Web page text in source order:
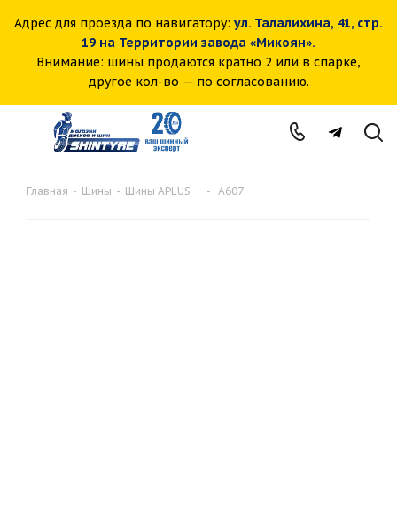
Адрес для проезда по навигатору: ул. Талалихина, 41, стр.
19 на Территории завода «Микоян».
Внимание: шины продаются кратно 2 или в спарке,
другое кол-во — по согласованию.
Главная - Шины - Шины APLUS - A607